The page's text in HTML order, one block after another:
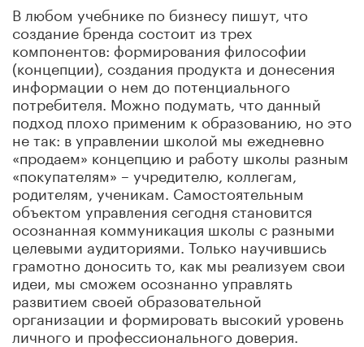
В любом учебнике по бизнесу пишут, что
создание бренда состоит из трех
компонентов: формирования философии
(концепции), создания продукта и донесения
информации о нем до потенциального
потребителя. Можно подумать, что данный
подход плохо применим к образованию, но это
не так: в управлении школой мы ежедневно
«продаем» концепцию и работу школы разным
«покупателям» – учредителю, коллегам,
родителям, ученикам. Самостоятельным
объектом управления сегодня становится
осознанная коммуникация школы с разными
целевыми аудиториями. Только научившись
грамотно доносить то, как мы реализуем свои
идеи, мы сможем осознанно управлять
развитием своей образовательной
организации и формировать высокий уровень
личного и профессионального доверия.